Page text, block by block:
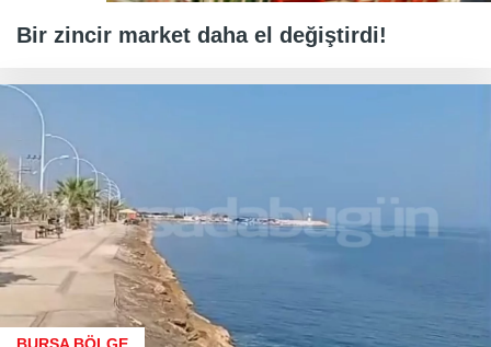
Bir zincir market daha el değiştirdi!